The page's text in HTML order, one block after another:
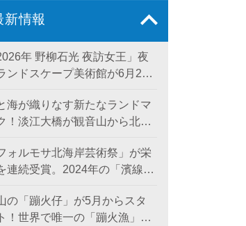
新情報
年 野柳石光 夜訪女王」夜
ンドスケープ美術館が6月28
海が織りなす新たなランドマ
！淡江大橋が観音山から北海
ォルモサ北海岸芸術祭」が栄
連続受賞。2024年の「濱線測
ともに2026年アメリカ「MUS
ザインアワード（金賞）」を
の「蹦火仔」が5月からスタ
！世界で唯一の「蹦火漁」が